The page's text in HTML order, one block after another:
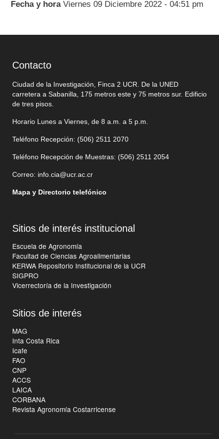
Fecha y hora Viernes 09 Diciembre 2022 - 04:51 pm
Contacto
Ciudad de la Investigación, Finca 2 UCR. De la UNED
carretera a Sabanilla, 175 metros este y 75 metros sur. Edificio
de tres pisos.
Horario Lunes a Viernes, de 8 a.m. a 5 p.m.
Teléfono Recepción: (506) 2511 2070
Teléfono Recepción de Muestras: (506) 2511 2054
Correo: info.cia@ucr.ac.cr
Mapa y Directorio telefónico
Sitios de interés institucional
Escuela de Agronomía
Facultad de Ciencias Agroalimentarias
KERWA Repositorio Institucional de la UCR
SIGPRO
Vicerrectoría de la Investigación
Sitios de interés
MAG
Inta Costa Rica
Icafe
FAO
CNP
ACCS
LAICA
CORBANA
Revista Agronomía Costarricense